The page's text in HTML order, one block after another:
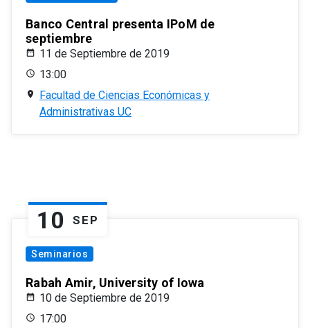
Banco Central presenta IPoM de
septiembre
11 de Septiembre de 2019
13:00
Facultad de Ciencias Económicas y
Administrativas UC
10 SEP
Seminarios
Rabah Amir, University of Iowa
10 de Septiembre de 2019
17:00